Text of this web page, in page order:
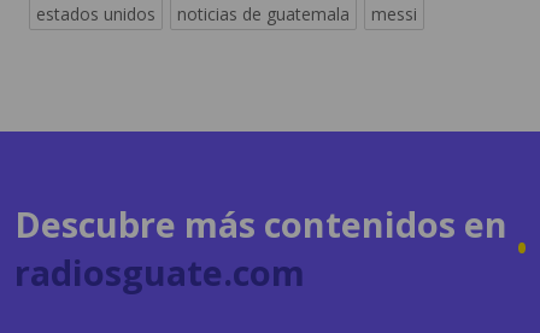
estados unidos
noticias de guatemala messi
Descubre más contenidos en
radiosguate.com